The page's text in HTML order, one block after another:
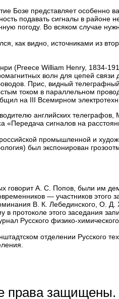
Бозе представляет
подавать сигналы в районе
погоду. Во всяком случае
как видно, источниками из
(Preece William Henry, 1834-
волн для цепей
Прис, видный
током в параллельном
на III Всемирном
английских
«Передача сигналов на
промышленной и
был экспонирован
говорит А. С. Попов, были им
— участников
B. К. Лебединского, О.
протоколе этого заседания
Русского физико-
отделении Русского
права защищены.